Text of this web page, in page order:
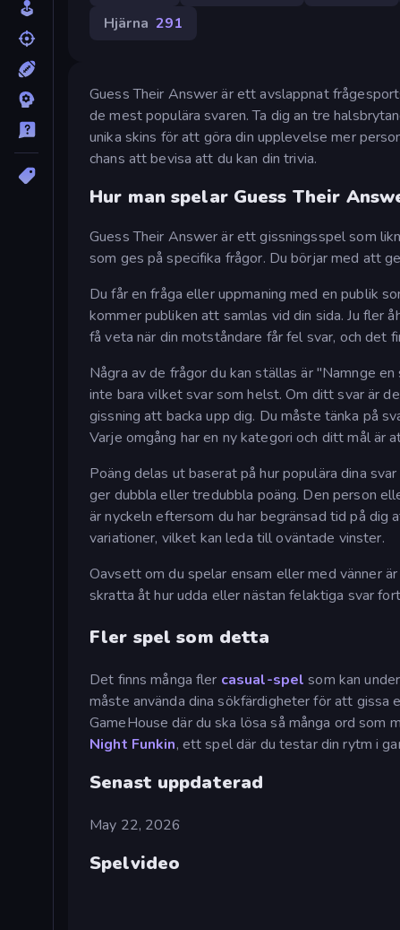
Hjärna 291
Guess Their Answer är ett avslappnat
de mest populära svaren. Ta dig an tre
unika skins för att göra din upplevelse mer
chans att bevisa att du kan din trivia.
Hur man spelar Guess Their
Guess Their Answer är ett gissningsspel som
som ges på specifika frågor. Du börjar med att
Du får en fråga eller uppmaning med en publik
kommer publiken att samlas vid din sida. Ju fler
få veta när din motståndare får fel svar, och det
Några av de frågor du kan ställas är "Namnge
inte bara vilket svar som helst. Om ditt svar är
gissning att backa upp dig. Du måste tänka på
Varje omgång har en ny kategori och ditt mål är
Poäng delas ut baserat på hur populära dina
ger dubbla eller tredubbla poäng. Den person
är nyckeln eftersom du har begränsad tid på
variationer, vilket kan leda till oväntade vinster.
Oavsett om du spelar ensam eller med vänner
skratta åt hur udda eller nästan felaktiga svar
Fler spel som detta
Det finns många fler casual-spel som kan
måste använda dina sökfärdigheter för att gissa
GameHouse där du ska lösa så många ord som
Night Funkin, ett spel där du testar din rytm i
Senast uppdaterad
May 22, 2026
Spelvideo